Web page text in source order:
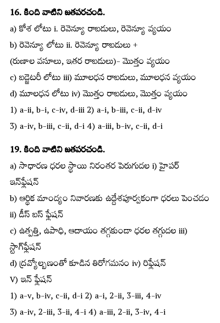
16. కింది వాటిని జతపరచండి.
a) కోశ లోటు i. రెవెన్యూ రాబడులు, రెవెన్యూ వ్యయం
b) రెవెన్యూ లోటు ii. రెవెన్యూ రాబడులు +
(రుణాల వసూలు, ఇతర రాబడులు)- మొత్తం వ్యయం
c) బడ్జెటరీ లోటు iii) మూలధన రాబడులు, మూలధన వ్యయం
d) మూలధన లోటు iv) మొత్తం రాబడులు, మొత్తం వ్యయం
1) a-ii, b-i, c-iv, d-iii 2) a-i, b-iii, c-ii, d-iv
3) a-iv, b-iii, c-ii, d-i 4) a-iii, b-iv, c-ii, d-i
19. కింది వాటిని జతపరచండి.
a) సాధారణ ధరల స్థాయి నిరంతర పెరుగుదల i) హైపర్‌
ఇన్‌ఫ్లేషన్‌
b) ఆర్థిక మాంద్యం నివారణకు ఉద్దేశపూర్వకంగా ధరలు పెంచడం
ii) డీస్‌ బస్‌ ఫ్లేషన్‌
c) ఉత్పత్తి, ఉపాధి, ఆదాయం తగ్గకుండా ధరల తగ్గుదల iii)
స్టాగ్‌ఫ్లేషన్‌
d) ద్రవ్యోల్బణంతో కూడిన తిరోగమనం iv) రిఫ్లేషన్‌
V) ఇన్‌ ఫ్లేషన్‌
1) a-v, b-iv, c-ii, d-i 2) a-i, 2-ii, 3-iii, 4-iv
3) a-iv, 2-iii, 3-ii, 4-i 4) a-iii, 2-ii, 3-iv, 4-i